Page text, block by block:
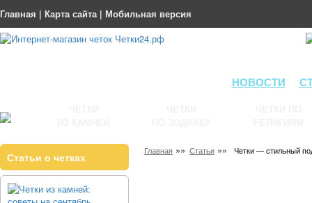
Главная | Карта сайта| Мобильная версия
НОВОСТИ
Статьи о четках Главная »» Статьи »» Четки — стильный